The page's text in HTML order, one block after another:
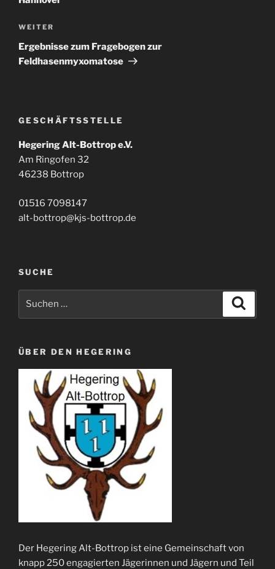
Nächster
Beitrag
WEITER
Ergebnisse zum Fragebogen zur
Feldhasenmyxomatose
GESCHÄFTSSTELLE
Hegering Alt-Bottrop e.V.
Am Ringofen 32
46238 Bottrop
01516 7098147
alt-bottrop@kjs-bottrop.de
SUCHE
ÜBER DEN HEGERING
Der Hegering Alt-Bottrop ist eine Gemeinschaft von
knapp 250 engagierten Jägerinnen und Jägern und Teil